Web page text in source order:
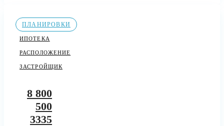
ПЛАНИРОВКИ
ИПОТЕКА
РАСПОЛОЖЕНИЕ
ЗАСТРОЙЩИК
8 800
500
3335